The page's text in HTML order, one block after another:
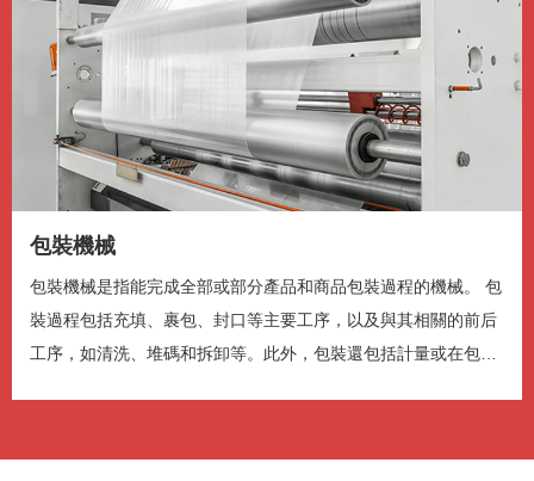
Transparency
背景
Transparency
字体尺寸
字体边缘样式
字体库
包裝機械
包裝機械是指能完成全部或部分產品和商品包裝過程的機械。 包
裝過程包括充填、裹包、封口等主要工序，以及與其相關的前后
工序，如清洗、堆碼和拆卸等。此外，包裝還包括計量或在包裝